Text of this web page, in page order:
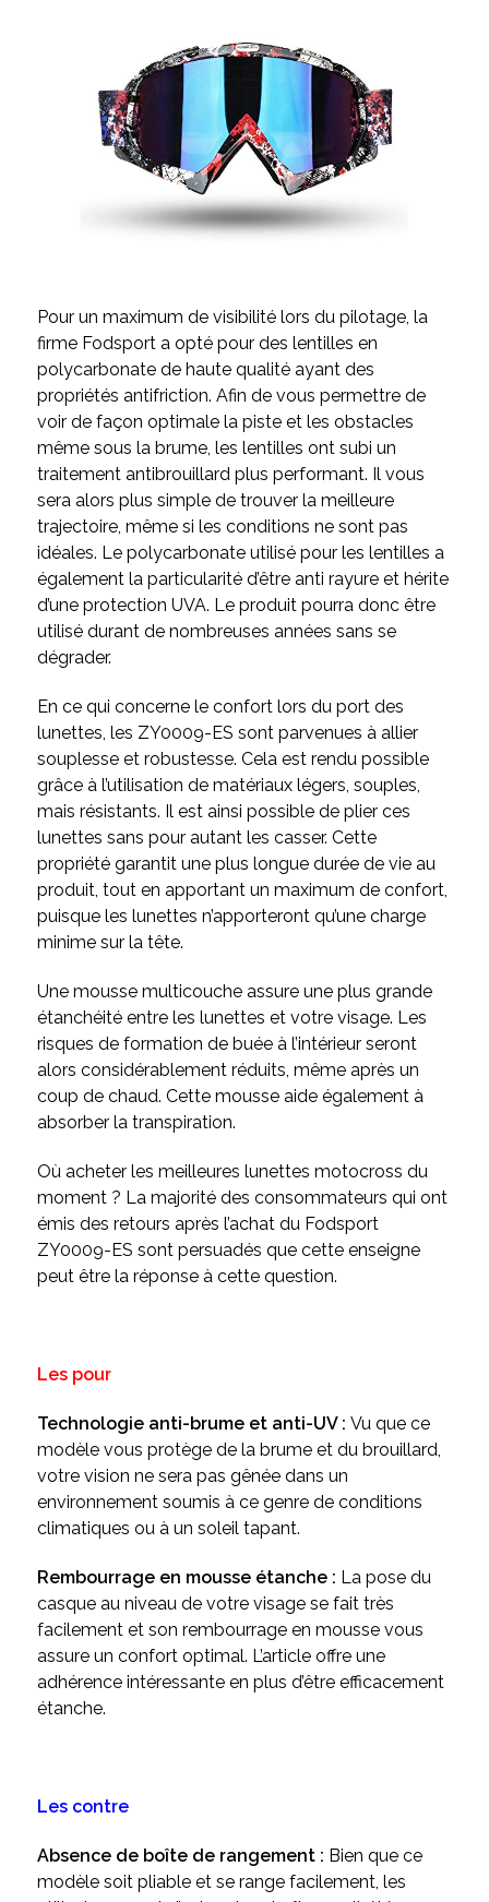
Pour un maximum de visibilité lors du pilotage, la
firme Fodsport a opté pour des lentilles en
polycarbonate de haute qualité ayant des
propriétés antifriction. Afin de vous permettre de
voir de façon optimale la piste et les obstacles
même sous la brume, les lentilles ont subi un
traitement antibrouillard plus performant. Il vous
sera alors plus simple de trouver la meilleure
trajectoire, même si les conditions ne sont pas
idéales. Le polycarbonate utilisé pour les lentilles a
également la particularité d’être anti rayure et hérite
d’une protection UVA. Le produit pourra donc être
utilisé durant de nombreuses années sans se
dégrader.
En ce qui concerne le confort lors du port des
lunettes, les ZY0009-ES sont parvenues à allier
souplesse et robustesse. Cela est rendu possible
grâce à l’utilisation de matériaux légers, souples,
mais résistants. Il est ainsi possible de plier ces
lunettes sans pour autant les casser. Cette
propriété garantit une plus longue durée de vie au
produit, tout en apportant un maximum de confort,
puisque les lunettes n’apporteront qu’une charge
minime sur la tête.
Une mousse multicouche assure une plus grande
étanchéité entre les lunettes et votre visage. Les
risques de formation de buée à l’intérieur seront
alors considérablement réduits, même après un
coup de chaud. Cette mousse aide également à
absorber la transpiration.
Où acheter les meilleures lunettes motocross du
moment ? La majorité des consommateurs qui ont
émis des retours après l’achat du Fodsport
ZY0009-ES sont persuadés que cette enseigne
peut être la réponse à cette question.
Les pour
Technologie anti-brume et anti-UV : Vu que ce
modèle vous protège de la brume et du brouillard,
votre vision ne sera pas gênée dans un
environnement soumis à ce genre de conditions
climatiques ou à un soleil tapant.
Rembourrage en mousse étanche : La pose du
casque au niveau de votre visage se fait très
facilement et son rembourrage en mousse vous
assure un confort optimal. L’article offre une
adhérence intéressante en plus d’être efficacement
étanche.
Les contre
Absence de boîte de rangement : Bien que ce
modèle soit pliable et se range facilement, les